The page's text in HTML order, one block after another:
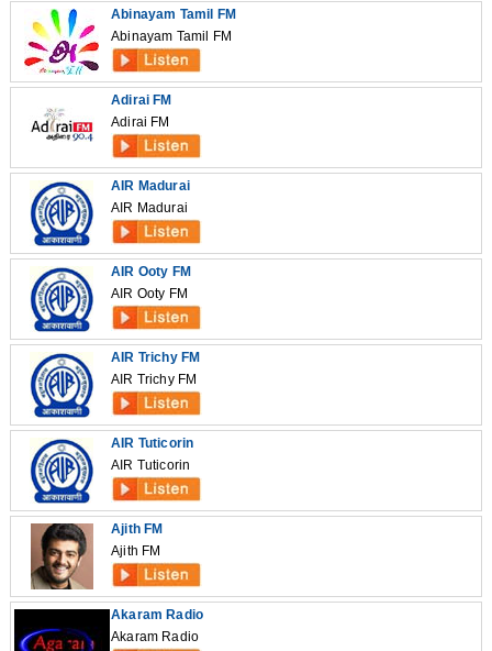
Abinayam Tamil FM
Abinayam Tamil FM
Adirai FM
Adirai FM
AIR Madurai
AIR Madurai
AIR Ooty FM
AIR Ooty FM
AIR Trichy FM
AIR Trichy FM
AIR Tuticorin
AIR Tuticorin
Ajith FM
Ajith FM
Akaram Radio
Akaram Radio